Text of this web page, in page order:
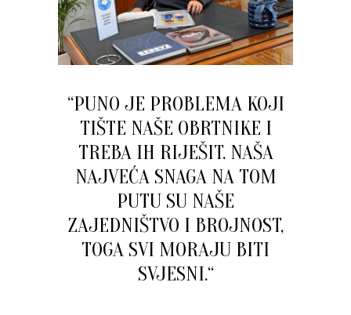
“PUNO JE PROBLEMA KOJI
TIŠTE NAŠE OBRTNIKE I
TREBA IH RIJEŠIT. NAŠA
NAJVEĆA SNAGA NA TOM
PUTU SU NAŠE
ZAJEDNIŠTVO I BROJNOST,
TOGA SVI MORAJU BITI
SVJESNI.“